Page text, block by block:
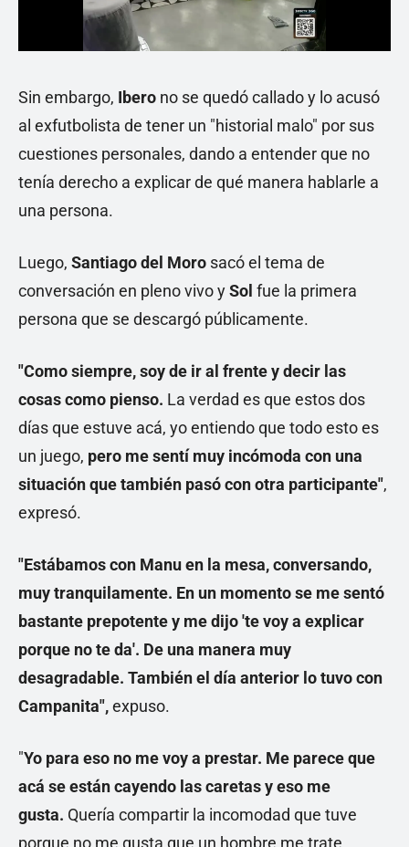
Sin embargo, Ibero no se quedó callado y lo acusó
al exfutbolista de tener un "historial malo" por sus
cuestiones personales, dando a entender que no
tenía derecho a explicar de qué manera hablarle a
una persona.
Luego, Santiago del Moro sacó el tema de
conversación en pleno vivo ySol fue la primera
persona que se descargó públicamente.
"Como siempre, soy de ir al frente y decir las
cosas como pienso. La verdad es que estos dos
días que estuve acá, yo entiendo que todo esto es
un juego, pero me sentí muy incómoda con una
situación que también pasó con otra participante",
expresó.
"Estábamos con Manu en la mesa, conversando,
muy tranquilamente. En un momento se me sentó
bastante prepotente y me dijo 'te voy a explicar
porque no te da'. De una manera muy
desagradable. También el día anterior lo tuvo con
Campanita",expuso.
"Yo para eso no me voy a prestar. Me parece que
acá se están cayendo las caretas y eso me
gusta. Quería compartir la incomodad que tuve
porque no me gusta que un hombre me trate